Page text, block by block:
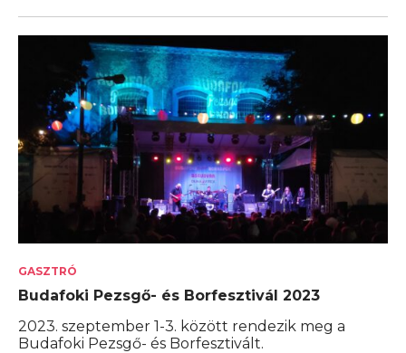
GASZTRÓ
Budafoki Pezsgő- és Borfesztivál 2023
2023. szeptember 1-3. között rendezik meg a
Budafoki Pezsgő- és Borfesztivált.